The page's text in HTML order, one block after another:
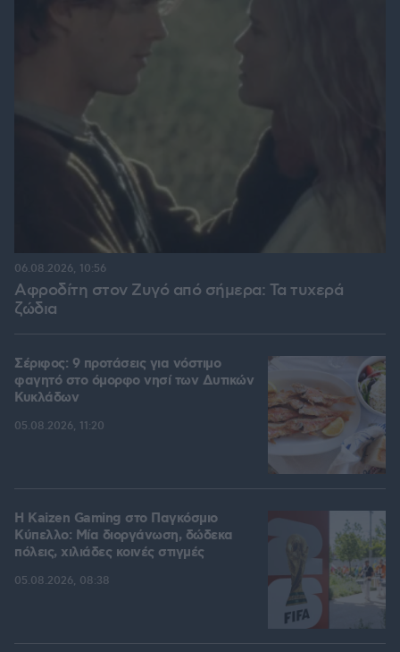
Αφροδίτη στον Ζυγό από σήμερα: Τα τυχερά
ζώδια
06.08.2026, 10:56
Σέριφος: 9 προτάσεις για νόστιμο
φαγητό στο όμορφο νησί των Δυτικών
Κυκλάδων
05.08.2026, 11:20
H Kaizen Gaming στο Παγκόσμιο
Kύπελλο: Μία διοργάνωση, δώδεκα
πόλεις, χιλιάδες κοινές στιγμές
05.08.2026, 08:38